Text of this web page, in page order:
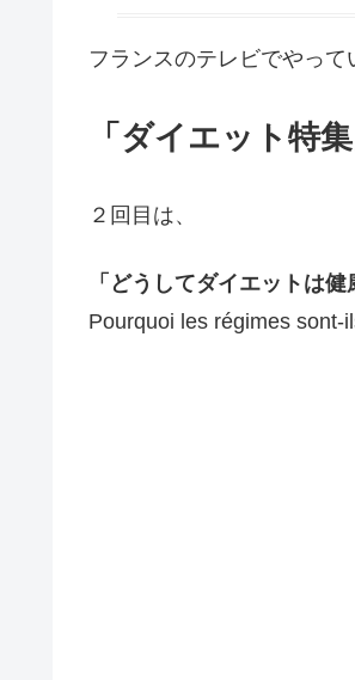
フランスのテレビでやっ
「ダイエット特集
２回目は、
「どうしてダイエットは
Pourquoi les régimes sont-